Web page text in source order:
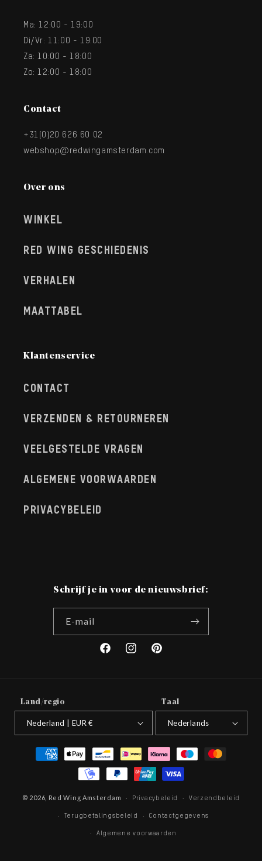
Ma: 12:00 - 19:00
Di/Vr: 11:00 - 19:00
Za: 10:00 - 18:00
Zo: 12:00 - 18:00
Contact
+31(0)20 626 60 02
webshop@redwingamsterdam.com
Over ons
WINKEL
RED WING GESCHIEDENIS
VERHALEN
MAATTABEL
Klantenservice
CONTACT
VERZENDEN & RETOURNEREN
VEELGESTELDE VRAGEN
ALGEMENE VOORWAARDEN
PRIVACYBELEID
Schrijf je in voor de nieuwsbrief:
E‑mail
FacebookInstagramPinterest
Land/regio
Nederland | EUR €
Taal
Nederlands
Betaalmethoden
© 2026, Red Wing Amsterdam Privacybeleid Verzendbeleid
Terugbetalingsbeleid Contactgegevens
Algemene voorwaarden